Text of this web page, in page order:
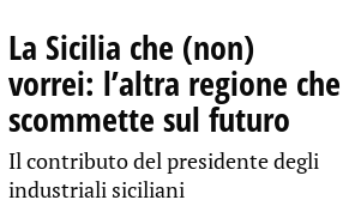
La Sicilia che (non)
vorrei: l’altra regione che
scommette sul futuro
Il contributo del presidente degli
industriali siciliani